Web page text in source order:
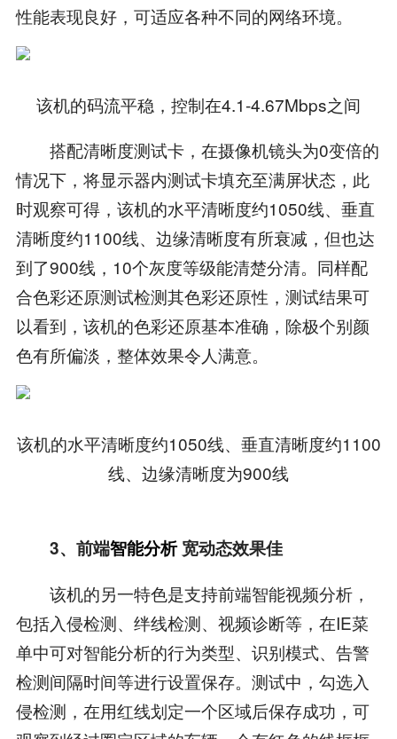
性能表现良好，可适应各种不同的网络环境。
该机的码流平稳，控制在4.1-4.67Mbps之间
搭配清晰度测试卡，在摄像机镜头为0变倍的
情况下，将显示器内测试卡填充至满屏状态，此
时观察可得，该机的水平清晰度约1050线、垂直
清晰度约1100线、边缘清晰度有所衰减，但也达
到了900线，10个灰度等级能清楚分清。同样配
合色彩还原测试检测其色彩还原性，测试结果可
以看到，该机的色彩还原基本准确，除极个别颜
色有所偏淡，整体效果令人满意。
该机的水平清晰度约1050线、垂直清晰度约1100
线、边缘清晰度为900线
3、前端智能分析宽动态效果佳
该机的另一特色是支持前端智能视频分析，
包括入侵检测、绊线检测、视频诊断等，在IE菜
单中可对智能分析的行为类型、识别模式、告警
检测间隔时间等进行设置保存。测试中，勾选入
侵检测，在用红线划定一个区域后保存成功，可